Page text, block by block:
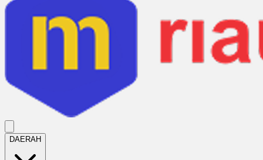
DAERAH